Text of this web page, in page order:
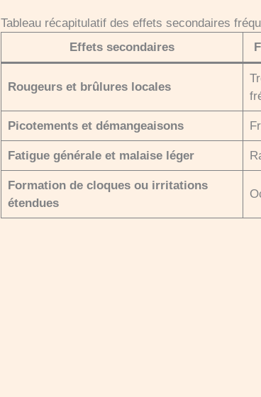
Tableau récapitulatif des effets secondaires
Effets secondaires
Rougeurs et brûlures locales
Picotements et démangeaisons
Fatigue générale et malaise léger
Formation de cloques ou irritations
étendues